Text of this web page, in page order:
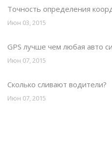
Точность определения
Июн 03, 2015
GPS лучше чем любая авто
Июн 07, 2015
Сколько сливают водители?
Июн 07, 2015